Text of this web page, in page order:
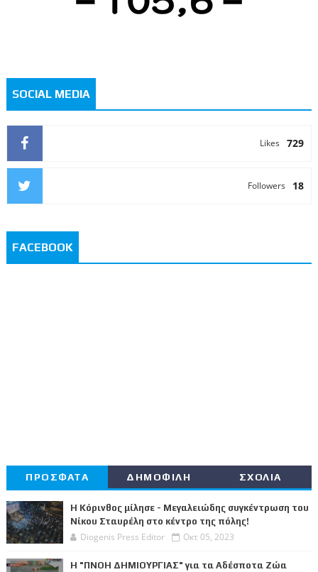
SOCIAL MEDIA
729
Likes
18
Followers
FACEBOOK
ΠΡΟΣΦΑΤΑ ΔΗΜΟΦΙΛΗ ΣΧΟΛΙΑ
Η Κόρινθος μίλησε - Μεγαλειώδης συγκέντρωση του
Νίκου Σταυρέλη στο κέντρο της πόλης!
Diogenis Press Editor Οκτ 05, 2023
Η "ΠΝΟΗ ΔΗΜΙΟΥΡΓΙΑΣ" για τα Αδέσποτα Ζώα